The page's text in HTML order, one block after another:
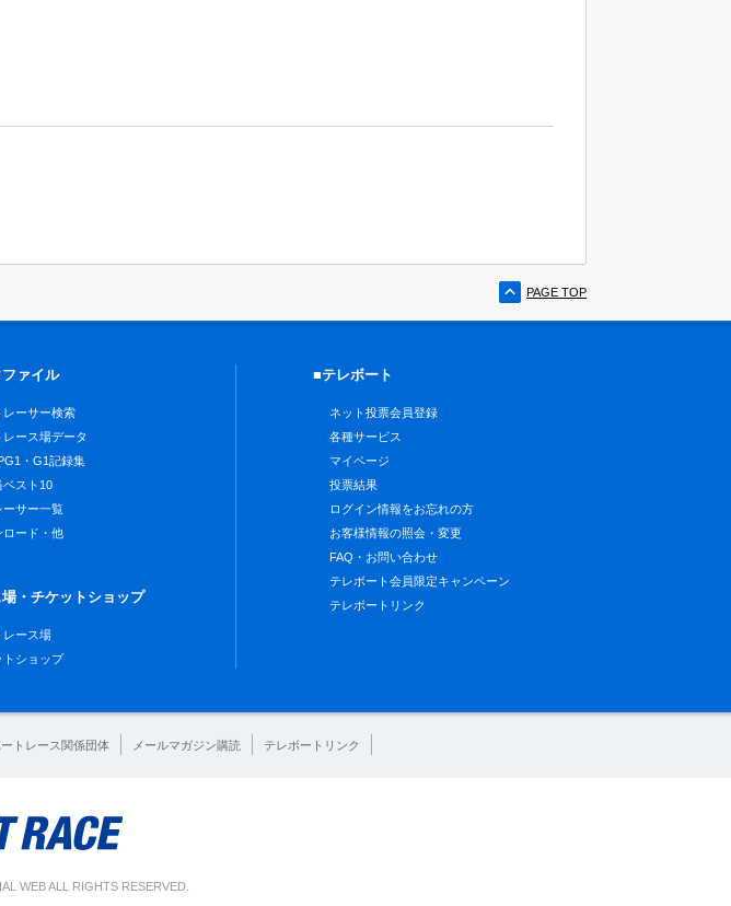
PAGE TOP
ァイル
レーサー検索
レース場データ
・G1記録集
ベスト10
ーサー一覧
ロード・他
・チケットショップ
レース場
トショップ
■テレボート
ネット投票会員登録
各種サービス
マイページ
投票結果
ログイン情報をお忘れの方
お客様情報の照会・変更
FAQ・お問い合わせ
テレボート会員限定キャンペーン
テレボートリンク
ートレース関係団体 メールマガジン購読 テレボートリンク
WEB ALL RIGHTS RESERVED.